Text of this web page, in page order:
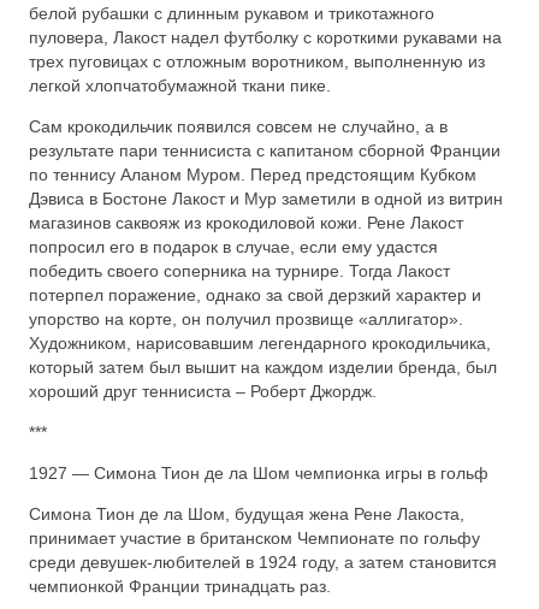
белой рубашки с длинным рукавом и трикотажного
пуловера, Лакост надел футболку с короткими рукавами на
трех пуговицах с отложным воротником, выполненную из
легкой хлопчатобумажной ткани пике.
Сам крокодильчик появился совсем не случайно, а в
результате пари теннисиста с капитаном сборной Франции
по теннису Аланом Муром. Перед предстоящим Кубком
Дэвиса в Бостоне Лакост и Мур заметили в одной из витрин
магазинов саквояж из крокодиловой кожи. Рене Лакост
попросил его в подарок в случае, если ему удастся
победить своего соперника на турнире. Тогда Лакост
потерпел поражение, однако за свой дерзкий характер и
упорство на корте, он получил прозвище «аллигатор».
Художником, нарисовавшим легендарного крокодильчика,
который затем был вышит на каждом изделии бренда, был
хороший друг теннисиста – Роберт Джордж.
***
1927 — Симона Тион де ла Шом чемпионка игры в гольф
Симона Тион де ла Шом, будущая жена Рене Лакоста,
принимает участие в британском Чемпионате по гольфу
среди девушек-любителей в 1924 году, а затем становится
чемпионкой Франции тринадцать раз.